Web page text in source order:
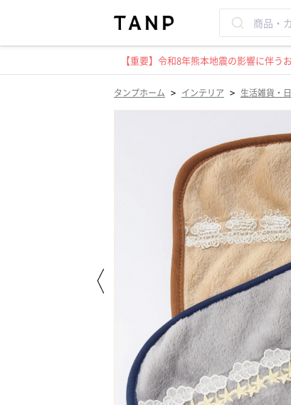
【重要】令和8年熊本地震の影響に伴う
タンプホーム > インテリア > 生活雑貨・